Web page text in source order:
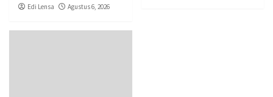
Edi Lensa Agustus 6, 2026